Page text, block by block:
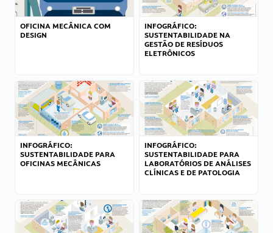
OFICINA MECÂNICA COM
DESIGN
INFOGRÁFICO:
SUSTENTABILIDADE NA
GESTÃO DE RESÍDUOS
ELETRÔNICOS
INFOGRÁFICO:
SUSTENTABILIDADE PARA
OFICINAS MECÂNICAS
INFOGRÁFICO:
SUSTENTABILIDADE PARA
LABORATÓRIOS DE ANÁLISES
CLÍNICAS E DE PATOLOGIA